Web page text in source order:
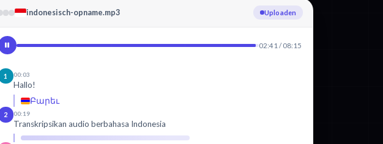
indonesisch-opname.mp3 Indonesisch transcriberen
02:41 / 08:15
1 00:03
Hallo!
Բարեւ
2 00:19
Transkripsikan audio berbahasa Indonesia